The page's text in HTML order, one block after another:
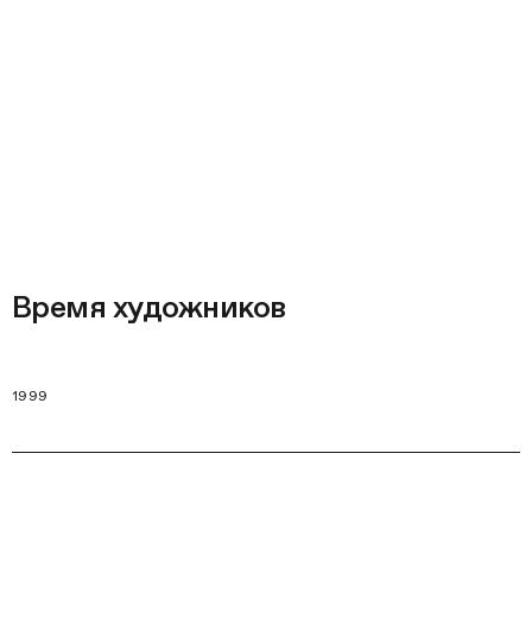
Время художников
1999